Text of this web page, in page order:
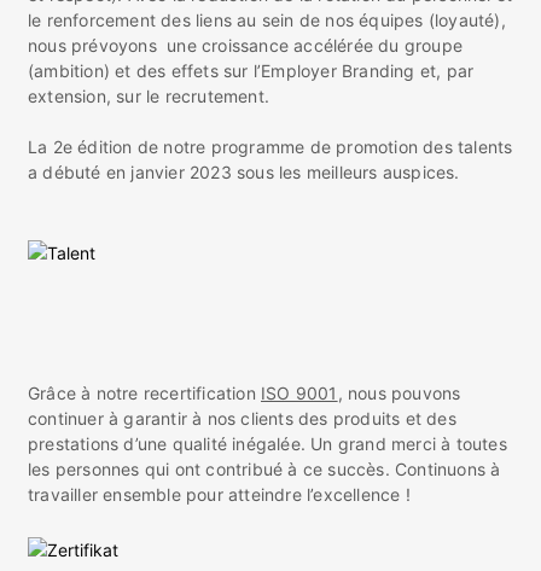
le renforcement des liens au sein de nos équipes (loyauté),
nous prévoyons une croissance accélérée du groupe
(ambition) et des effets sur l’Employer Branding et, par
extension, sur le recrutement.
La 2e édition de notre programme de promotion des talents
a débuté en janvier 2023 sous les meilleurs auspices.
Grâce à notre recertification ISO 9001 , nous pouvons
continuer à garantir à nos clients des produits et des
prestations d’une qualité inégalée. Un grand merci à toutes
les personnes qui ont contribué à ce succès. Continuons à
travailler ensemble pour atteindre l’excellence !